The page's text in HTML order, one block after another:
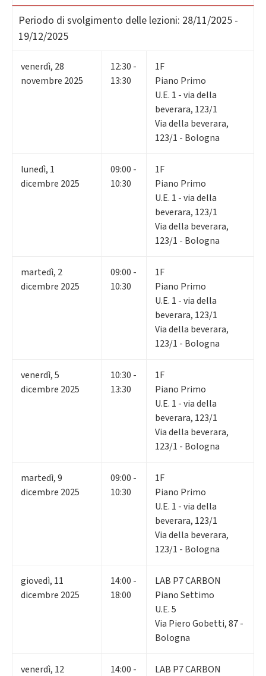
Periodo di svolgimento delle lezioni: 28/11/2025 -
19/12/2025
venerdì, 28
novembre 2025
12:30 -
13:30
1F
Piano Primo
U.E. 1 - via della
beverara, 123/1
Via della beverara,
123/1 - Bologna
lunedì, 1
dicembre 2025
09:00 -
10:30
1F
Piano Primo
U.E. 1 - via della
beverara, 123/1
Via della beverara,
123/1 - Bologna
martedì, 2
dicembre 2025
09:00 -
10:30
1F
Piano Primo
U.E. 1 - via della
beverara, 123/1
Via della beverara,
123/1 - Bologna
venerdì,5
dicembre 2025
10:30 -
13:30
1F
Piano Primo
U.E. 1 - via della
beverara, 123/1
Via della beverara,
123/1 - Bologna
martedì,9
dicembre 2025
09:00 -
10:30
1F
Piano Primo
U.E. 1 - via della
beverara, 123/1
Via della beverara,
123/1 - Bologna
giovedì, 11
dicembre 2025
14:00 -
18:00
LAB P7 CARBON
Piano Settimo
U.E. 5
Via Piero Gobetti, 87 -
Bologna
venerdì, 12 14:00 - LAB P7 CARBON